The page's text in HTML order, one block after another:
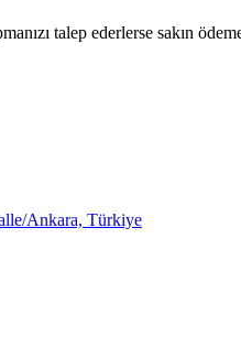
talep ederlerse sakın
Ankara, Türkiye